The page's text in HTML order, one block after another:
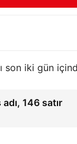
son iki gün
146 satır